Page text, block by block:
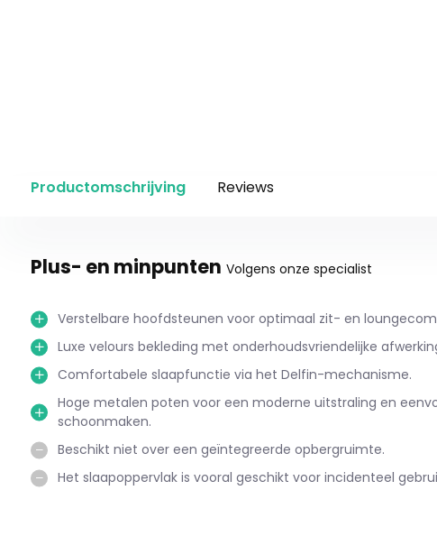
Productomschrijving Reviews
Plus- en minpunten Volgens onze specialist
Verstelbare hoofdsteunen voor optimaal zit- en
Luxe velours bekleding met onderhoudsvriendelijke
Comfortabele slaapfunctie via het Delfin-mechanisme.
Hoge metalen poten voor een moderne uitstraling en
schoonmaken.
Beschikt niet over een geïntegreerde opbergruimte.
Het slaapoppervlak is vooral geschikt voor incidenteel